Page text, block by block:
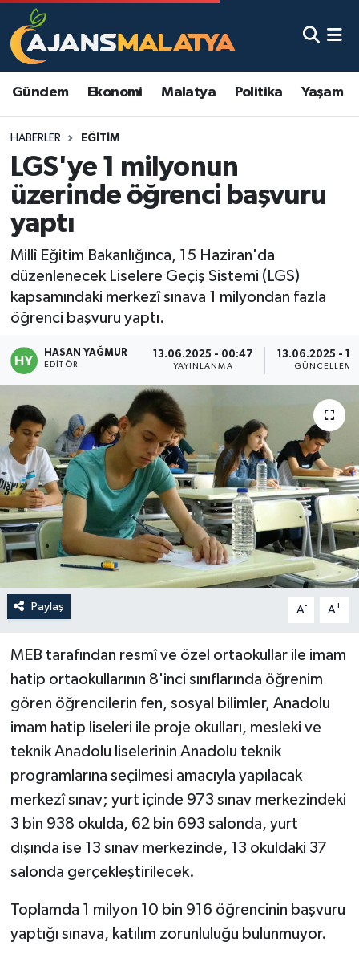
Gündem Ekonomi Malatya Politika Yaşam
HABERLER EĞITIM
LGS'ye 1 milyonun
üzerinde öğrenci başvuru
yaptı
Millî Eğitim Bakanlığınca, 15 Haziran'da
düzenlenecek Liselere Geçiş Sistemi (LGS)
kapsamındaki merkezî sınava 1 milyondan fazla
öğrenci başvuru yaptı.
HASAN YAĞMUR
EDITÖR
13.06.2025 - 00:47
YAYINLANMA
13.06.2025 -
GÜNCELLEME
Paylaş A- A+
MEB tarafından resmî ve özel ortaokullar ile imam
hatip ortaokullarının 8'inci sınıflarında öğrenim
gören öğrencilerin fen, sosyal bilimler, Anadolu
imam hatip liseleri ile proje okulları, mesleki ve
teknik Anadolu liselerinin Anadolu teknik
programlarına seçilmesi amacıyla yapılacak
merkezî sınav; yurt içinde 973 sınav merkezindeki
3 bin 938 okulda, 62 bin 693 salonda, yurt
dışında ise 13 sınav merkezinde, 13 okuldaki 37
salonda gerçekleştirilecek.
Toplamda 1 milyon 10 bin 916 öğrencinin başvuru
yaptığı sınava, katılım zorunluluğu bulunmuyor.
Asayiş
Eğitim
Ekonomi
Gündem
Kadın
Kültür & Sanat
Magazin
Politika
Sağlık
Spor
Teknoloji
Yaşam
Malatya Nöbetçi Eczaneler
Malatya Namaz Vakitleri
Malatya Trafik Yoğunluk Haritası
TFF 3.Lig 2.Grup Puan Durumu ve Fikstür
Tüm Manşetler
Son Dakika Haberleri
Haber Arşivi